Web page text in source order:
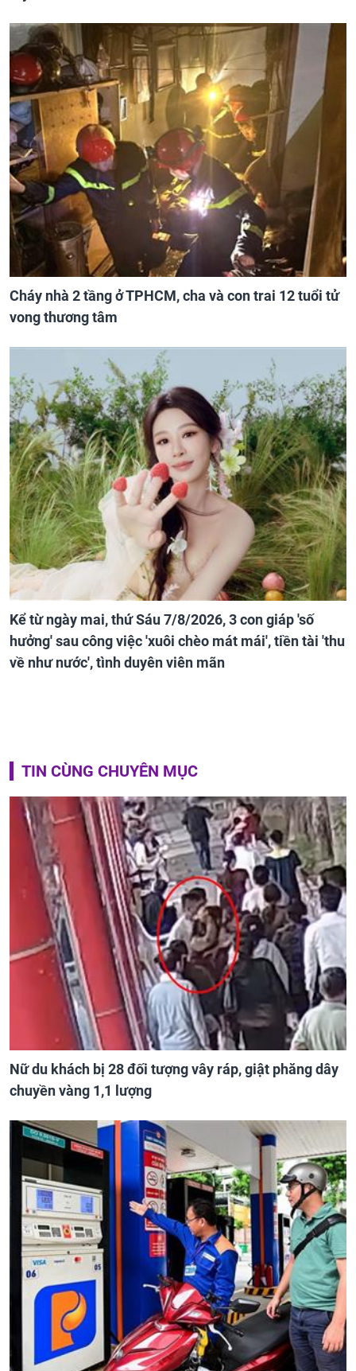
Cháy nhà 2 tầng ở TPHCM, cha và con trai 12 tuổi tử
vong thương tâm
Kể từ ngày mai, thứ Sáu 7/8/2026, 3 con giáp 'số
hưởng' sau công việc 'xuôi chèo mát mái', tiền tài 'thu
về như nước', tình duyên viên mãn
TIN CÙNG CHUYÊN MỤC
Nữ du khách bị 28 đối tượng vây ráp, giật phăng dây
chuyền vàng 1,1 lượng